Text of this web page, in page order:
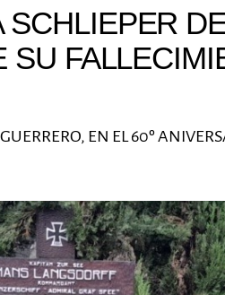
SU
EN EL 60º